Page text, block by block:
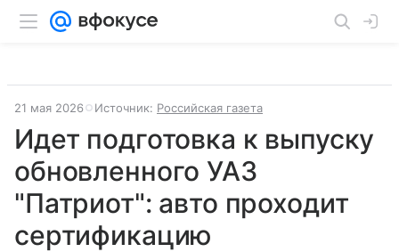
21 мая 2026 Источник: Российская газета
Идет подготовка к выпуску
обновленного УАЗ
"Патриот": авто проходит
сертификацию